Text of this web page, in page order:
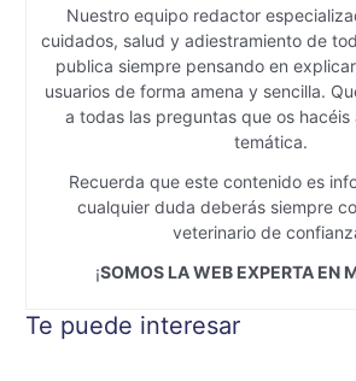
Nuestro equipo redactor
cuidados, salud y adiestramiento de
publica siempre pensando en
usuarios de forma amena y sencilla.
a todas las preguntas que os hacéis
temática.
Recuerda que este contenido es
cualquier duda deberás siempre
veterinario de
¡SOMOS LA WEB EXPERTA EN
Te puede interesar